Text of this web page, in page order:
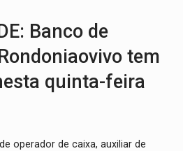
Banco de
tem
quinta-feira
operador de caixa, auxiliar de